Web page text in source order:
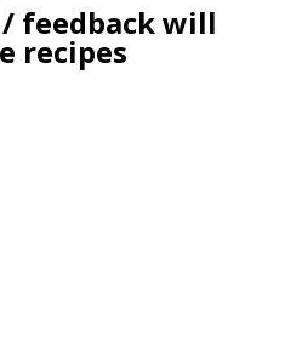
feedback will
recipes